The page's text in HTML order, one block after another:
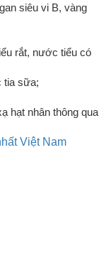
siêu vi B, vàng
rắt, nước tiểu có
tia sữa;
hạt nhân thông qua